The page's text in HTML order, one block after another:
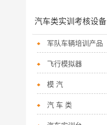
汽车类实训考核设备
军队车辆培训产品
飞行模拟器
模 汽
汽 车 类